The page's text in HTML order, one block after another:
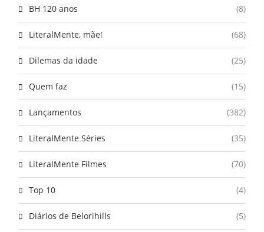
BH 120 anos (8)
LiteralMente, mãe! (68)
Dilemas da idade (25)
Quem faz (15)
Lançamentos (382)
LiteralMente Séries (35)
LiteralMente Filmes (70)
Top 10 (4)
Diários de Belorihills (5)